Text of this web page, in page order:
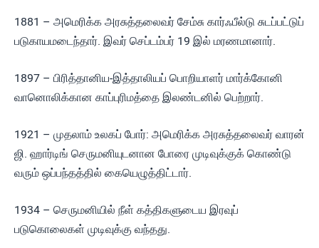
1881 – அமெரிக்க அரசுத்தலைவர் சேம்சு கார்ஃபீல்டு சுடப்பட்டுப்
படுகாயமடைந்தார். இவர் செப்டம்பர் 19 இல் மரணமானார்.
1897 – பிரித்தானிய-இத்தாலியப் பொறியாளர் மார்க்கோனி
வானொலிக்கான காப்புரிமத்தை இலண்டனில் பெற்றார்.
1921 – முதலாம் உலகப் போர்: அமெரிக்க அரசுத்தலைவர் வாரன்
ஜி. ஹார்டிங் செருமனியுடனான போரை முடிவுக்குக் கொண்டு
வரும் ஒப்பந்தத்தில் கையெழுத்திட்டார்.
1934 – செருமனியில் நீள் கத்திகளுடைய இரவுப்
படுகொலைகள் முடிவுக்கு வந்தது.